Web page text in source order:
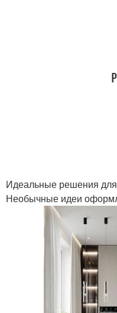
Идеальные решения
Необычные идеи